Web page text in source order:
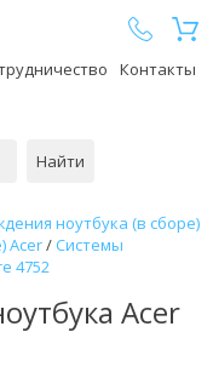
Контакты
Найти
ноутбука (в сборе)
Acer/ Системы
4752
Acer